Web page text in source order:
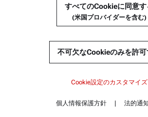
メディアリレーションズ
すべてのCookieに同意す
(米国プロバイダーを含む)
不可欠なCookieのみを許可
Cookie設定のカスタマイズ
個人情報保護方針 | 法的通